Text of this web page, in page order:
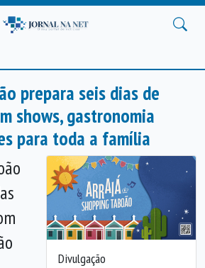
prepara seis dias de
shows, gastronomia
para toda a família
Divulgação